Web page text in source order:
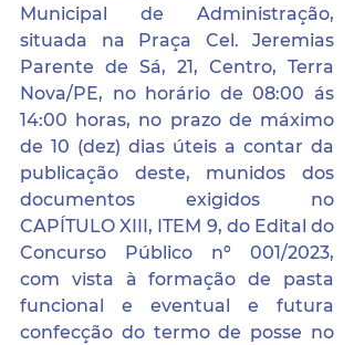
Municipal de Administração,
situada na Praça Cel. Jeremias
Parente de Sá, 21, Centro, Terra
Nova/PE, no horário de 08:00 ás
14:00 horas, no prazo de máximo
de 10 (dez) dias úteis a contar da
publicação deste, munidos dos
documentos exigidos no
CAPÍTULO XIII, ITEM 9, do Edital do
Concurso Público nº 001/2023,
com vista à formação de pasta
funcional e eventual e futura
confecção do termo de posse no